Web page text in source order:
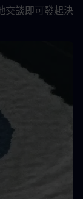
交談即可發起決